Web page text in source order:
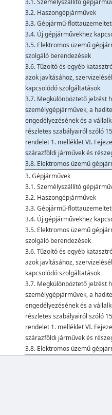
3.1. Személyszállító
3.2. Haszongépjárművek
3.3. Gépjármű-
3.4. Új gépjárművekhez
3.5. Elektromos üzemű
szolgáló berendezések
3.6. Tűzoltó és egyéb
azok javításához,
kapcsolódó szolgáltatások
3.7. Megkülönböztető jelzést
személygépjárművek, a
engedélyezésének és a
részletes szabályairól szóló
rendelet 1. melléklet VI.
szárazföldi járművek és
3.8. Elektromos üzemű
3. Gépjárművek
3.1. Személyszállító
3.2. Haszongépjárművek
3.3. Gépjármű-
3.4. Új gépjárművekhez
3.5. Elektromos üzemű
szolgáló berendezések
3.6. Tűzoltó és egyéb
azok javításához,
kapcsolódó szolgáltatások
3.7. Megkülönböztető jelzést
személygépjárművek, a
engedélyezésének és a
részletes szabályairól szóló
rendelet 1. melléklet VI.
szárazföldi járművek és
3.8. Elektromos üzemű